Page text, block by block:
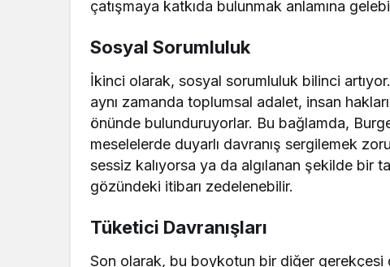
çatışmaya katkıda bulunmak anlamına
Sosyal Sorumluluk
İkinci olarak, sosyal sorumluluk bilinci
aynı zamanda toplumsal adalet, insan
önünde bulunduruyorlar. Bu bağlamda,
meselelerde duyarlı davranış sergilemek
sessiz kalıyorsa ya da algılanan şekilde bir
gözündeki itibarı zedelenebilir.
Tüketici Davranışları
Son olarak, bu boykotun bir diğer gerekçesi